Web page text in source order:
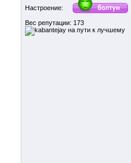
Настроение:
Вес репутации: 173